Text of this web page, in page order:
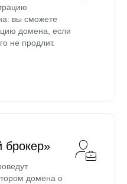
вы сможете
домена, если
не продлит.
брокер»
домена о